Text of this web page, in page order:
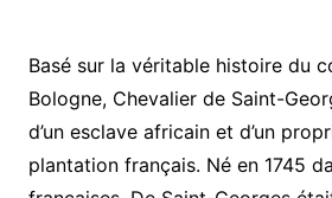
Basé sur la véritable histoire du
Bologne, Chevalier de Saint-
d’un esclave africain et d’un
plantation français. Né en 1745